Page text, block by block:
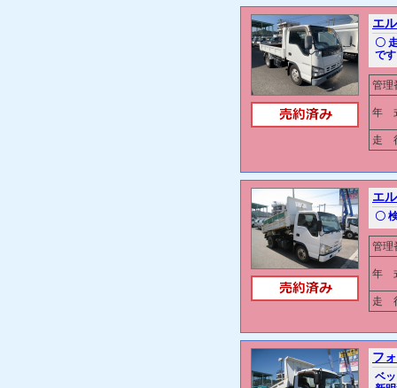
エ
〇
で
管理
年
走
エ
〇
管理
年
走
フ
ベ